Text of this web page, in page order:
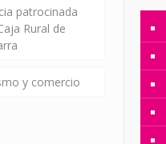
patrocinada
Rural de
y comercio